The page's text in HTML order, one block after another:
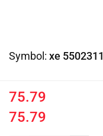
Symbol: xe 5502311
75.79
75.79